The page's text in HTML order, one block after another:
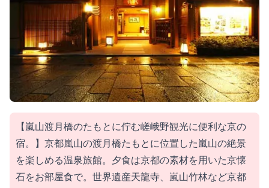
【嵐山渡月橋のたもとに佇む嵯峨野観光に便利な京の
宿。】京都嵐山の渡月橋たもとに位置した嵐山の絶景
を楽しめる温泉旅館。夕食は京都の素材を用いた京懐
石をお部屋食で。世界遺産天龍寺、嵐山竹林など京都